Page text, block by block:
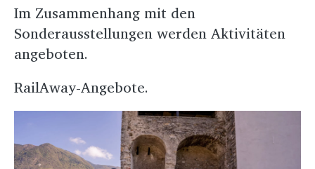
Im Zusammenhang mit den
Sonderausstellungen werden Aktivitäten
angeboten.
RailAway-Angebote.